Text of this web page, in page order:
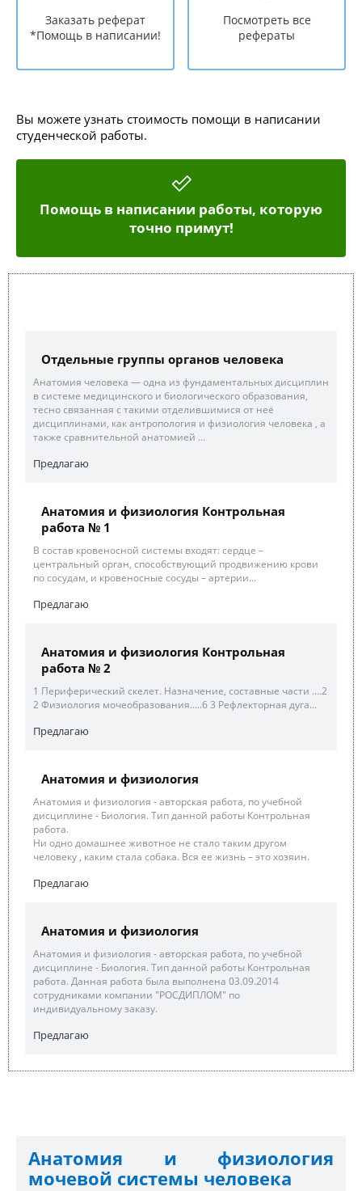
Заказать реферат
*Помощь в написании!
Посмотреть все
рефераты
Вы можете узнать стоимость помощи в написании
студенческой работы.
Помощь в написании работы, которую
точно примут!
Отдельные группы органов человека
Анатомия человека — одна из фундаментальных дисциплин
в системе медицинского и биологического образования,
тесно связанная с такими отделившимися от неё
дисциплинами, как антропология и физиология человека , а
также сравнительной анатомией ...
Предлагаю
Анатомия и физиология Контрольная
работа № 1
В состав кровеносной системы входят: сердце –
центральный орган, способствующий продвижению крови
по сосудам, и кровеносные сосуды – артерии...
Предлагаю
Анатомия и физиология Контрольная
работа № 2
1 Периферический скелет. Назначение, составные части ….2
2 Физиология мочеобразования…..6 3 Рефлекторная дуга...
Предлагаю
Анатомия и физиология
Анатомия и физиология - авторская работа, по учебной
дисциплине - Биология. Тип данной работы Контрольная
работа.
Ни одно домашнее животное не стало таким другом
человеку , каким стала собака. Вся ее жизнь – это хозяин.
Предлагаю
Анатомия и физиология
Анатомия и физиология - авторская работа, по учебной
дисциплине - Биология. Тип данной работы Контрольная
работа. Данная работа была выполнена 03.09.2014
сотрудниками компании "РОСДИПЛОМ" по
индивидуальному заказу.
Предлагаю
Анатомия и физиология
мочевой системы человека